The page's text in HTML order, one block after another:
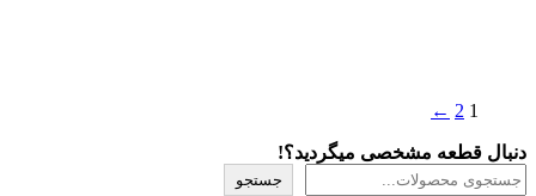
1
2
←
دنبال قطعه مشخصی میگردید؟!
جستجو